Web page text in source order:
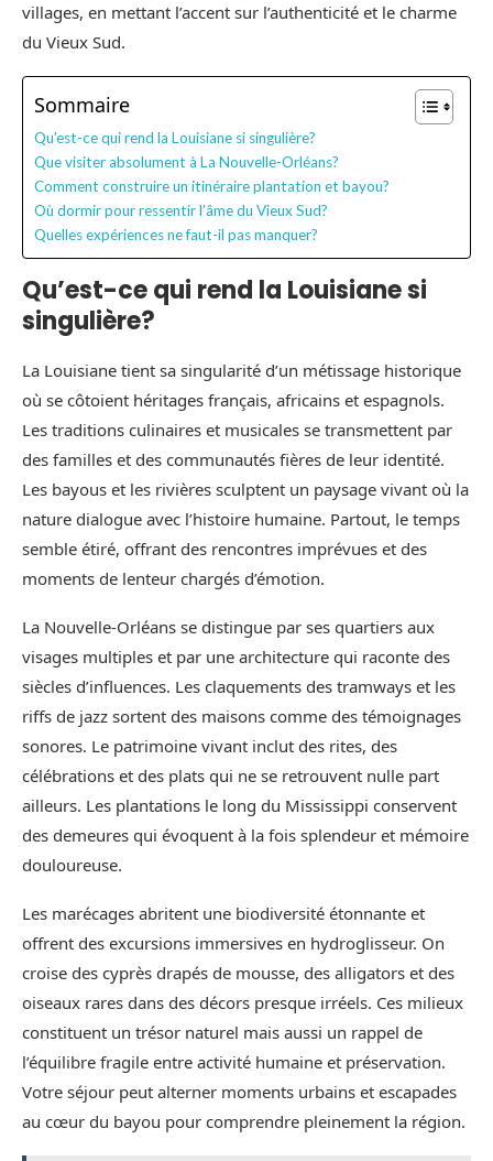
villages, en mettant l’accent sur l’authenticité et le charme
du Vieux Sud.
Sommaire
Qu’est-ce qui rend la Louisiane si singulière?
Que visiter absolument à La Nouvelle-Orléans?
Comment construire un itinéraire plantation et bayou?
Où dormir pour ressentir l’âme du Vieux Sud?
Quelles expériences ne faut-il pas manquer?
Qu’est-ce qui rend la Louisiane si
singulière?
La Louisiane tient sa singularité d’un métissage historique
où se côtoient héritages français, africains et espagnols.
Les traditions culinaires et musicales se transmettent par
des familles et des communautés fières de leur identité.
Les bayous et les rivières sculptent un paysage vivant où la
nature dialogue avec l’histoire humaine. Partout, le temps
semble étiré, offrant des rencontres imprévues et des
moments de lenteur chargés d’émotion.
La Nouvelle-Orléans se distingue par ses quartiers aux
visages multiples et par une architecture qui raconte des
siècles d’influences. Les claquements des tramways et les
riffs de jazz sortent des maisons comme des témoignages
sonores. Le patrimoine vivant inclut des rites, des
célébrations et des plats qui ne se retrouvent nulle part
ailleurs. Les plantations le long du Mississippi conservent
des demeures qui évoquent à la fois splendeur et mémoire
douloureuse.
Les marécages abritent une biodiversité étonnante et
offrent des excursions immersives en hydroglisseur. On
croise des cyprès drapés de mousse, des alligators et des
oiseaux rares dans des décors presque irréels. Ces milieux
constituent un trésor naturel mais aussi un rappel de
l’équilibre fragile entre activité humaine et préservation.
Votre séjour peut alterner moments urbains et escapades
au cœur du bayou pour comprendre pleinement la région.